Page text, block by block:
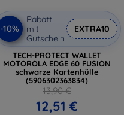
-10%
Rabatt
mit
Gutschein
EXTRA10
TECH-PROTECT WALLET
MOTOROLA EDGE 60 FUSION
schwarze Kartenhülle
(5906302363834)
13,90 €
12,51 €